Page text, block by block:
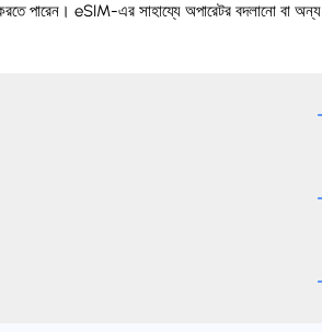
পারেন। eSIM-এর সাহায্যে অপারেটর বদলানো বা অন্য